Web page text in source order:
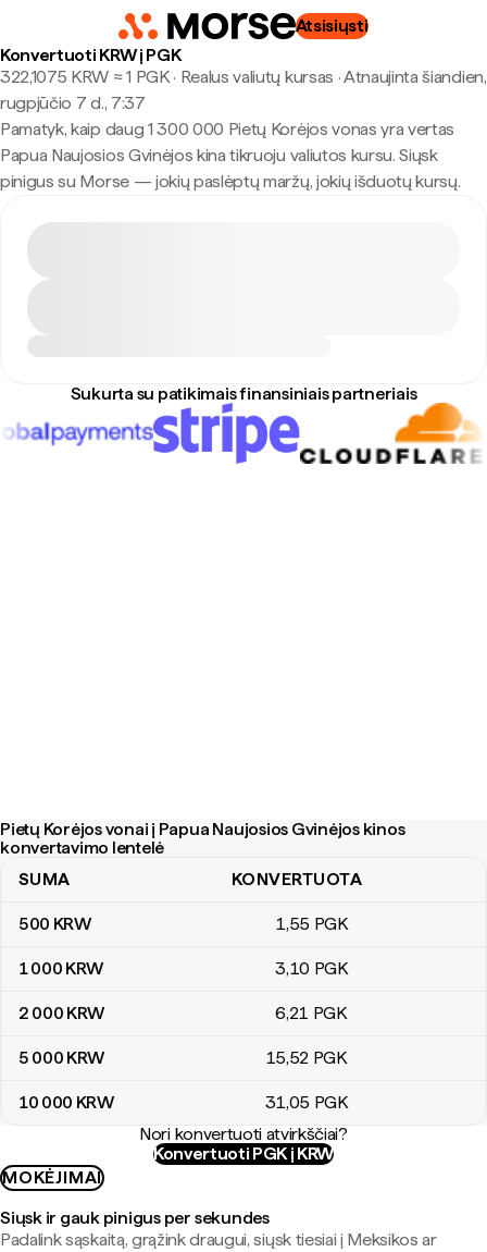
Atsisiųsti
Konvertuoti KRW į PGK
322,1075 KRW ≈ 1 PGK · Realus valiutų kursas ·Atnaujinta šiandien,
rugpjūčio 7 d., 7:37
Pamatyk, kaip daug 1 300 000 Pietų Korėjos vonas yra vertas
Papua Naujosios Gvinėjos kina tikruoju valiutos kursu. Siųsk
pinigus su Morse — jokių paslėptų maržų, jokių išduotų kursų.
Sukurta su patikimais finansiniais partneriais
Pietų Korėjos vonai į Papua Naujosios Gvinėjos kinos
konvertavimo lentelė
Pietų Korėjos vonai į Papua Naujosios Gvinėjos kinos
SUMA KONVERTUOTA
500 KRW 1,55 PGK
1 000 KRW 3,10 PGK
2 000 KRW 6,21 PGK
5 000 KRW 15,52 PGK
10 000 KRW 31,05 PGK
Nori konvertuoti atvirkščiai?
Konvertuoti PGK į KRW
MOKĖJIMAI
Siųsk ir gauk pinigus per sekundes
Padalink sąskaitą, grąžink draugui, siųsk tiesiai į Meksikos ar